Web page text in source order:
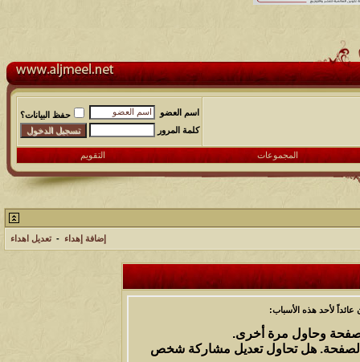
اسم العضو
حفظ البيانات؟
كلمة المرور
المجموعات التقويم
إضافة إهداء - تعديل اهداء
لأحد هذه الأسباب:
وحاول مرة أخرى.
الصفحة. هل تحاول تعديل مشاركة شخص